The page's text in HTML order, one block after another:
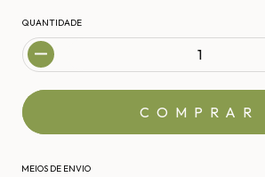
QUANTIDADE
MEIOS DE ENVIO